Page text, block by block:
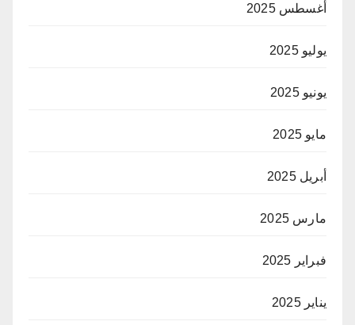
أغسطس 2025
يوليو 2025
يونيو 2025
مايو 2025
أبريل 2025
مارس 2025
فبراير 2025
يناير 2025